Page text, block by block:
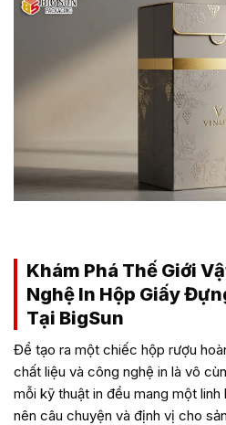
Khám Phá Thế Giới
Nghệ In Hộp Giấy
Tại BigSun
Để tạo ra một chiếc hộp rượu
chất liệu và công nghệ in là vô
mỗi kỹ thuật in đều mang một
nên câu chuyện và định vị cho